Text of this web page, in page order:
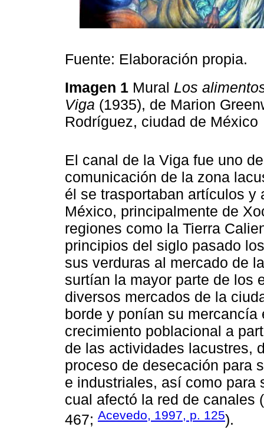
Fuente: Elaboración propia.
Imagen 1 Mural Los
Viga (1935), de Marion
Rodríguez, ciudad de México
El canal de la Viga fue uno
comunicación de la zona
él se trasportaban artículos y
México, principalmente de
regiones como la Tierra
principios del siglo pasado
sus verduras al mercado de
surtían la mayor parte de los
diversos mercados de la
borde y ponían su
crecimiento poblacional a
de las actividades lacustres,
proceso de desecación para
e industriales, así como para
cual afectó la red de canales
467; Acevedo, 1997, p. 125).